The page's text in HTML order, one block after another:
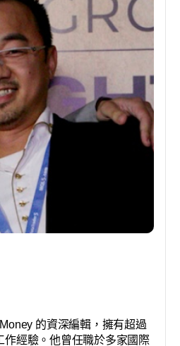
的資深編輯，擁有超過
作經驗。他曾任職於多家國際